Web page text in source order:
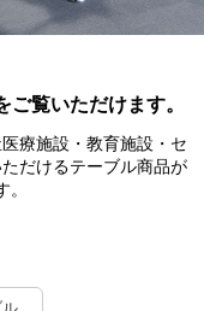
覧いただけます。
療施設・教育施設・セ
だけるテーブル商品が